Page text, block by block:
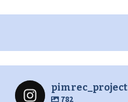
pimrec_project
782